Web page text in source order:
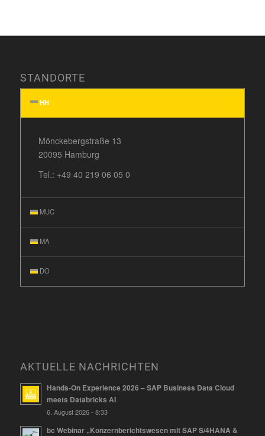
STANDORTE
HH
Mönckebergstraße 13
20095 Hamburg
Tel.: +49 40 219 06 05 0
MUC
MA
DO
AKTUELLE NACHRICHTEN
Hands-On Experience 2026 – SAP Business Data Cloud
meets Databricks AI
6. August 2026 - 8:33
bc Webinar „Konzernberichtswesen mit SAP S/4HANA &